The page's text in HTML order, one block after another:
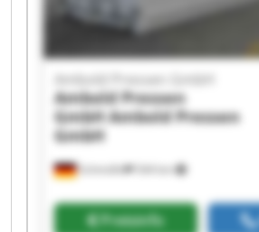
Schmölln 544 km
Ambold Pressen GmbH
Ambold Pressen
GmbHAmbold Pressen
GmbH
Preisinfo